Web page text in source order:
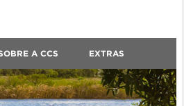
A CCS EXTRAS